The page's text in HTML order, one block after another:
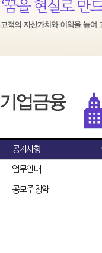
공지사항
업무안내
공모주 청약